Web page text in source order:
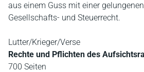
aus einem Guss mit einer
Gesellschafts- und Steuerrecht.
Lutter/Krieger/Verse
Rechte und Pflichten des
700 Seiten